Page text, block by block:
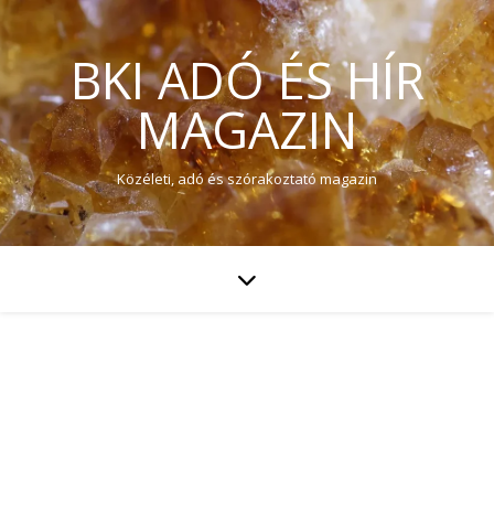
BKI ADÓ ÉS HÍR
MAGAZIN
Közéleti, adó és szórakoztató magazin